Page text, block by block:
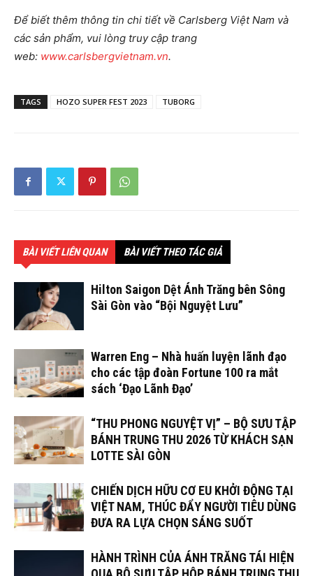
Để biết thêm thông tin chi tiết về Carlsberg Việt Nam và
các sản phẩm, vui lòng truy cập trang
web: www.carlsbergvietnam.vn.
TAGS HOZO SUPER FEST 2023 TUBORG
BÀI VIẾT LIÊN QUAN BÀI VIẾT THEO TÁC GIẢ
Hilton Saigon Dệt Ánh Trăng bên Sông
Sài Gòn vào “Bội Nguyệt Lưu”
Warren Eng – Nhà huấn luyện lãnh đạo
cho các tập đoàn Fortune 100 ra mắt
sách ‘Đạo Lãnh Đạo’
“THU PHONG NGUYỆT VỊ” – BỘ SƯU TẬP
BÁNH TRUNG THU 2026 TỪ KHÁCH SẠN
LOTTE SÀI GÒN
CHIẾN DỊCH HỮU CƠ EU KHỞI ĐỘNG TẠI
VIỆT NAM, THÚC ĐẨY NGƯỜI TIÊU DÙNG
ĐƯA RA LỰA CHỌN SÁNG SUỐT
HÀNH TRÌNH CỦA ÁNH TRĂNG TÁI HIỆN